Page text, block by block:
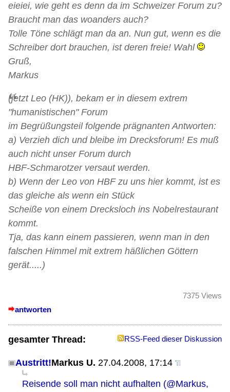
eieiei, wie geht es denn da im Schweizer Forum zu?
Braucht man das woanders auch?
Tolle Töne schlägt man da an. Nun gut, wenn es die
Schreiber dort brauchen, ist deren freie! Wahl
Gruß,
Markus
(jetzt Leo (HK)), bekam er in diesem extrem
"humanistischen" Forum
im Begrüßungsteil folgende prägnanten Antworten:
a) Verzieh dich und bleibe im Drecksforum! Es muß
auch nicht unser Forum durch
HBF-Schmarotzer versaut werden.
b) Wenn der Leo von HBF zu uns hier kommt, ist es
das gleiche als wenn ein Stück
Scheiße von einem Drecksloch ins Nobelrestaurant
kommt.
Tja, das kann einem passieren, wenn man in den
falschen Himmel mit extrem häßlichen Göttern
gerät.....)
antworten
7375 Views
gesamter Thread: RSS-Feed dieser Diskussion
Austritt!Markus U. 27.04.2008, 17:14
Reisende soll man nicht aufhalten (@Markus,